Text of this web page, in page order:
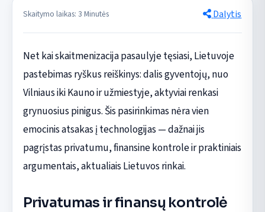
Skaitymo laikas: 3 Minutės Dalytis
Net kai skaitmenizacija pasaulyje tęsiasi, Lietuvoje
pastebimas ryškus reiškinys: dalis gyventojų, nuo
Vilniaus iki Kauno ir užmiestyje, aktyviai renkasi
grynuosius pinigus. Šis pasirinkimas nėra vien
emocinis atsakas į technologijas — dažnai jis
pagrįstas privatumu, finansine kontrole ir praktiniais
argumentais, aktualiais Lietuvos rinkai.
Privatumas ir finansų kontrolė